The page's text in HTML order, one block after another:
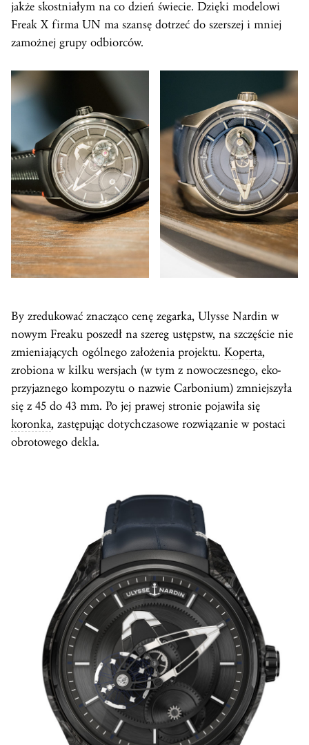
jakże skostniałym na co dzień świecie. Dzięki modelowi
Freak X firma UN ma szansę dotrzeć do szerszej i mniej
zamożnej grupy odbiorców.
By zredukować znacząco cenę zegarka, Ulysse Nardin w
nowym Freaku poszedł na szereg ustępstw, na szczęście nie
zmieniających ogólnego założenia projektu. Koperta,
zrobiona w kilku wersjach (w tym z nowoczesnego, eko-
przyjaznego kompozytu o nazwie Carbonium) zmniejszyła
się z 45 do 43 mm. Po jej prawej stronie pojawiła się
koronka, zastępując dotychczasowe rozwiązanie w postaci
obrotowego dekla.